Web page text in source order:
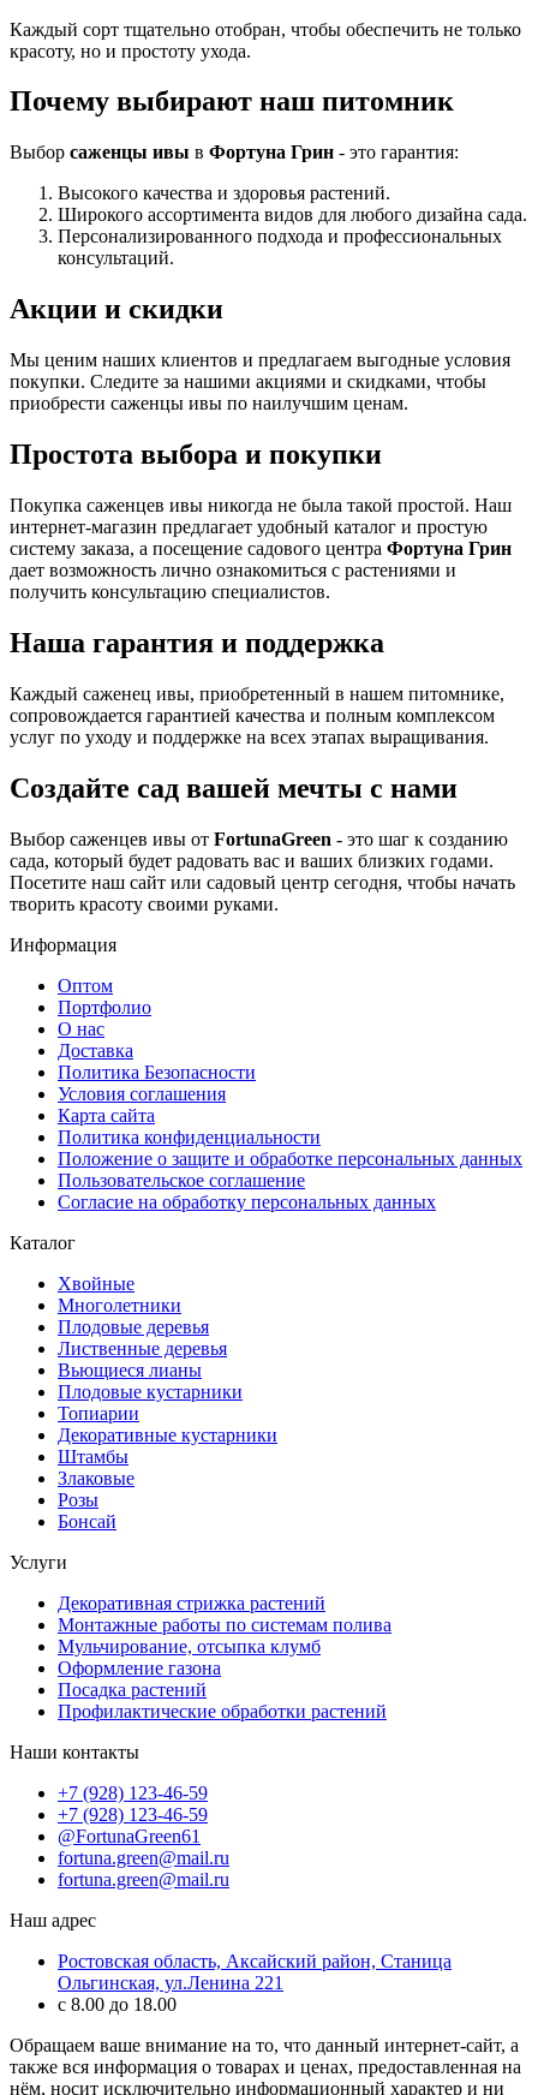
Каждый сорт тщательно отобран, чтобы обеспечить не только
красоту, но и простоту ухода.
Почему выбирают наш питомник
Выбор саженцы ивы в Фортуна Грин - это гарантия:
Высокого качества и здоровья растений.
Широкого ассортимента видов для любого дизайна сада.
Персонализированного подхода и профессиональных
консультаций.
Акции и скидки
Мы ценим наших клиентов и предлагаем выгодные условия
покупки. Следите за нашими акциями и скидками, чтобы
приобрести саженцы ивы по наилучшим ценам.
Простота выбора и покупки
Покупка саженцев ивы никогда не была такой простой. Наш
интернет-магазин предлагает удобный каталог и простую
систему заказа, а посещение садового центра Фортуна Грин
дает возможность лично ознакомиться с растениями и
получить консультацию специалистов.
Наша гарантия и поддержка
Каждый саженец ивы, приобретенный в нашем питомнике,
сопровождается гарантией качества и полным комплексом
услуг по уходу и поддержке на всех этапах выращивания.
Создайте сад вашей мечты с нами
Выбор саженцев ивы от FortunaGreen - это шаг к созданию
сада, который будет радовать вас и ваших близких годами.
Посетите наш сайт или садовый центр сегодня, чтобы начать
творить красоту своими руками.
Информация
Оптом
Портфолио
О нас
Доставка
Политика Безопасности
Условия соглашения
Карта сайта
Политика конфиденциальности
Положение о защите и обработке персональных данных
Пользовательское соглашение
Согласие на обработку персональных данных
Каталог
Хвойные
Многолетники
Плодовые деревья
Лиственные деревья
Вьющиеся лианы
Плодовые кустарники
Топиарии
Декоративные кустарники
Штамбы
Злаковые
Розы
Бонсай
Услуги
Декоративная стрижка растений
Монтажные работы по системам полива
Мульчирование, отсыпка клумб
Оформление газона
Посадка растений
Профилактические обработки растений
Наши контакты
+7 (928) 123-46-59
+7 (928) 123-46-59
@FortunaGreen61
fortuna.green@mail.ru
fortuna.green@mail.ru
Наш адрес
Ростовская область, Аксайский район, Станица
Ольгинская, ул.Ленина 221
с 8.00 до 18.00
Обращаем ваше внимание на то, что данный интернет-сайт, а
также вся информация о товарах и ценах, предоставленная на
нём, носит исключительно информационный характер и ни